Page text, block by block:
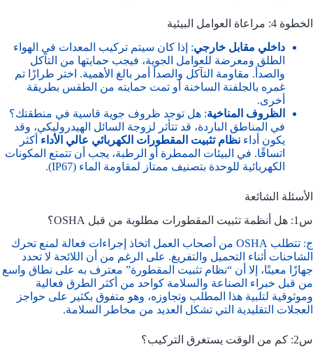
الخطوة 4: مراعاة العوامل البيئية
داخلي مقابل خارجي: إذا كان سيتم تركيب المعدات في الهواء
الطلق ومعرضة للعوامل الجوية، فيجب حمايتها من التآكل
والصدأ. مقاومة التآكل والصدأ أمر بالغ الأهمية. اختر طرازًا تم
غمره بالجلفنة الساخنة أو تمت حمايته من الطقس بطريقة
أخرى.
الظروف المناخية: هل توجد ظروف جوية قاسية في منطقتك؟
في المناطق الباردة، قد تتأثر لزوجة السائل الهيدروليكي، وقد
يكون أداء نظام تثبيت المقطورات الكهربائي عالي الأداء أكثر
اتساقًا. في البيئات الممطرة أو الرطبة، يجب أن تتمتع المكونات
الكهربائية للوحدة بتصنيف ممتاز لمقاومة الماء (IP67).
الأسئلة الشائعة
س1: هل أنظمة تثبيت المقطورات مطلوبة من قبل OSHA؟
ج: تتطلب OSHA من أصحاب العمل اتخاذ إجراءات فعالة لمنع تحرك
الشاحنات أثناء التحميل والتفريغ. على الرغم من أن اللائحة لا تحدد
جهازًا معينًا، إلا أن “نظام تثبيت المقطورة” معترف به على نطاق واسع
من قبل خبراء الصناعة والسلامة كواحد من أكثر الطرق فعالية
وموثوقية لتلبية هذا المطلب وتجاوزه، وهو متفوق بكثير على حواجز
العجلات التقليدية التي تشكل العديد من مخاطر السلامة.
س2: كم من الوقت يستغرق التركيب؟